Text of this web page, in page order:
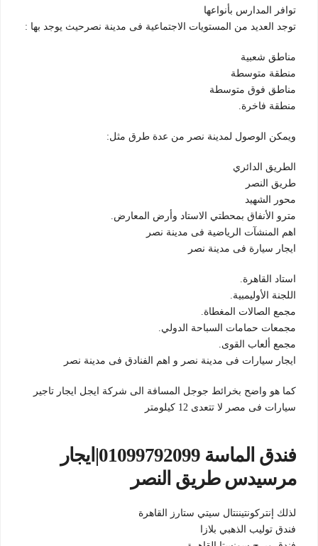
توافر المدارس بأنواعها
توجد العديد من المستويات الاجتماعية فى مدينة نصرحيث يوجد بها :
مناطق شعبية
منطقة متوسطة
مناطق فوق متوسطة
منطقة فاخرة.
ويمكن الوصول لمدينة نصر من عدة طرق مثل:
الطريق الدائري
طريق النصر
محور الشهيد
مترو الأنفاق بمحطتي الاستاد وأرض المعارض.
اهم المنشآت الرياضية فى مدينة نصر
ايجار سيارة فى مدينة نصر
استاد القاهرة.
اللجنة الأوليمبية.
مجمع الصالات المغطاة.
مجمعات حمامات السباحة الدولي.
مجمع ألعاب القوى.
ايجار سيارات فى مدينة نصر و اهم الفنادق فى مدينة نصر
كما هو واضح بخرائط جوجل المسافة الى شركة ايجل ايجار تاجير
سيارات فى مصر لا تتعدى 12 كيلومتر
فندق الماسة 01099792099|ايجار
مرسيدس طريق النصر
لذلك إنتركونتيننتال سيتي ستارز القاهرة
فندق توليب الذهبي بلازا